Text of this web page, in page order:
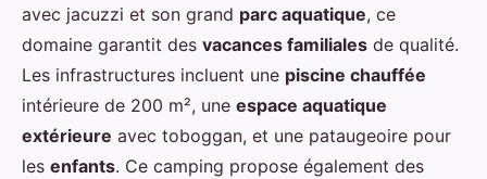
avec jacuzzi et son grand parc aquatique, ce
domaine garantit des vacances familiales de qualité.
Les infrastructures incluent une piscine chauffée
intérieure de 200 m², une espace aquatique
extérieure avec toboggan, et une pataugeoire pour
les enfants. Ce camping propose également des